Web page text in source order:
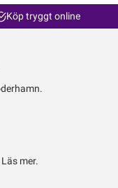
Köp tryggt online
Läs mer.